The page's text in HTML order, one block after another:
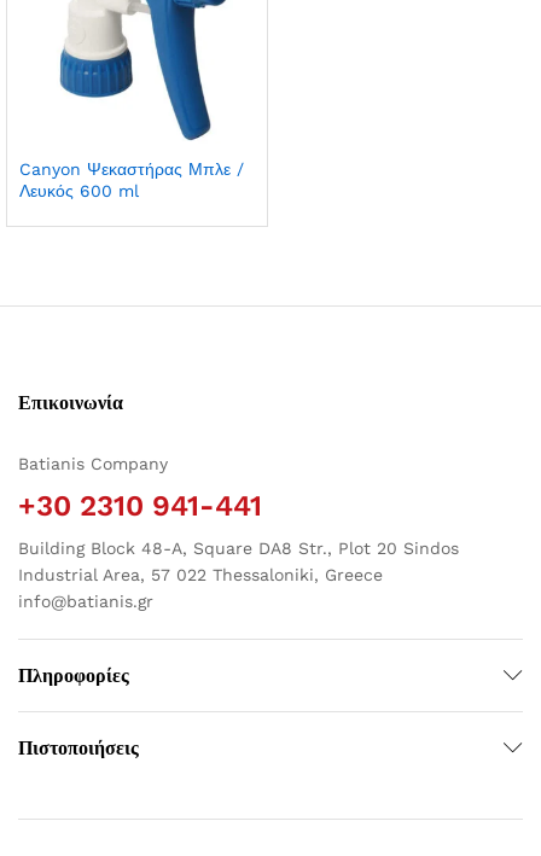
Canyon Ψεκαστήρας Μπλε /
Λευκός 600 ml
Επικοινωνία
Batianis Company
+30 2310 941-441
Building Block 48-A, Square DA8 Str., Plot 20 Sindos
Industrial Area, 57 022 Thessaloniki, Greece
info@batianis.gr
Πληροφορίες
Πιστοποιήσεις